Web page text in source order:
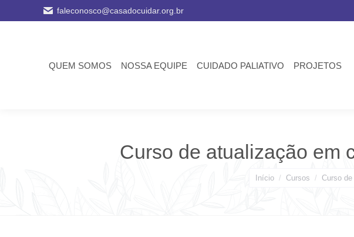
faleconosco@casadocuidar.org.br
QUEM SOMOS NOSSA EQUIPE CUIDADO PALIATIVO PROJETOS
Curso de atualização em
Você está aqui:
Início Cursos Curso